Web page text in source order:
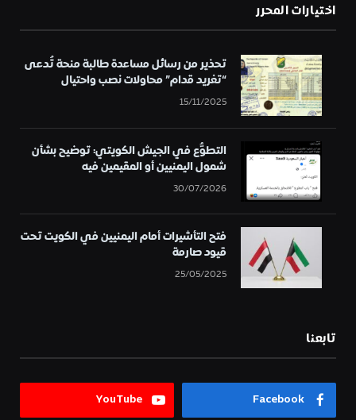
اختيارات المحرر
تحذير من رسائل مساعدة طالبة منحة تُدعى
“تغريد قدام” محاولات نصب واحتيال
15/11/2025
التطوُّع في الجيش الكويتي: توضيح بشأن
شمول اليمنيين أو المقيمين فيه
30/07/2026
فتح التأشيرات أمام اليمنيين في الكويت تحت
قيود صارمة
25/05/2025
تابعنا
Facebook
YouTube